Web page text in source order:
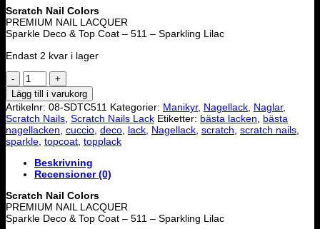
Scratch Nail Colors
PREMIUM NAIL LACQUER
Sparkle Deco & Top Coat – 511 – Sparkling Lilac
Endast 2 kvar i lager
Scratch
Nagellack
-
Sparkling
Lilac
mängd
Lägg till i varukorg
Artikelnr: 08-SDTC511 Kategorier: Manikyr, Nagellack Naglar,
Scratch Nails Scratch Nails Lack Etiketter: bästa lacken
bästa
nagellacken cuccio deco lack Nagellack scratch scratch nails
sparkle topcoat topplack
Beskrivning
Recensioner (0)
Scratch Nail Colors
PREMIUM NAIL LACQUER
Sparkle Deco & Top Coat – 511 – Sparkling Lilac